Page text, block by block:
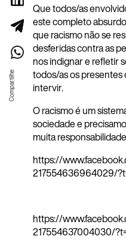
Que todos/as
este completo
que racismo não se
desferidas contra as
nos indignar e refletir
todos/as os presentes
intervir.
O racismo é um
sociedade e
muita
https://
217554636964029/
https://
217554637004030/